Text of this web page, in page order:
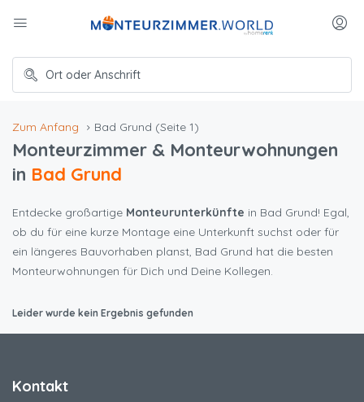
Zum Anfang Bad Grund (Seite 1)
Monteurzimmer & Monteurwohnungen
in Bad Grund
Entdecke großartige Monteurunterkünfte in Bad Grund! Egal,
ob du für eine kurze Montage eine Unterkunft suchst oder für
ein längeres Bauvorhaben planst, Bad Grund hat die besten
Monteurwohnungen für Dich und Deine Kollegen.
Leider wurde kein Ergebnis gefunden
Kontakt